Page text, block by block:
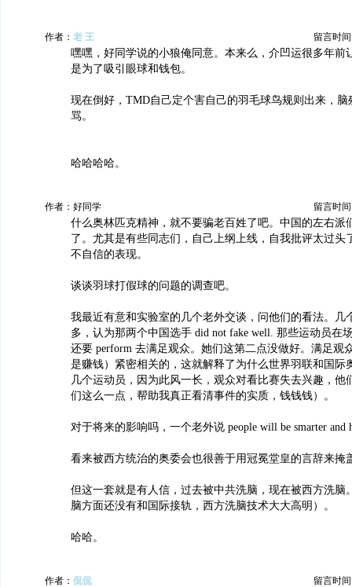
作者： 老 王 留言时间
嘿嘿，好同学说的小狼俺同意。本来么，介凹运很多年前
是为了吸引眼球和钱包。
现在倒好，TMD自己定个害自己的羽毛球鸟规则出来，脑
骂。
哈哈哈哈。
作者：好同学 留言时间
什么奥林匹克精神，就不要骗老百姓了吧。中国的左右派
了。尤其是有些同志们，自己上纲上线，自我批评太过头
不自信的表现。
谈谈羽球打假球的问题的调查吧。
我最近有意和实验室的几个老外交谈，问他们的看法。几
多，认为那两个中国选手 did not fake well. 那些运动员在
还要 perform 去满足观众。她们这第二点没做好。满足观
是赚钱）紧密相关的，这就解释了为什么世界羽联和国际
几个运动员，因为此风一长，观众对看比赛失去兴趣，他
们这么一点，帮助我真正看清事件的实质，钱钱钱）。
对于将来的影响吗，一个老外说 people will be smarter and
看来被西方统治的奥委会也很善于用冠冕堂皇的言辞来掩
但这一套就是有人信，过去被中共洗脑，现在被西方洗脑
脑方面还没有和国际接轨，西方洗脑技术大大高明）。
哈哈。
作者： 侃侃 留言时间